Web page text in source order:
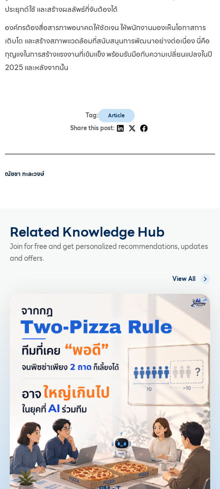
ประยุกต์ใช้ และสร้างผลลัพธ์ที่จับต้องได้
องค์กรต้องสื่อสารภาพอนาคตให้ชัดเจน ให้พนักงานมองเห็นโอกาสการ
เติบโต และสร้างสภาพแวดล้อมที่สนับสนุนการพัฒนาอย่างต่อเนื่อง นี่คือ
กุญแจในการสร้างแรงงานที่เข้มแข็ง พร้อมรับมือกับความเปลี่ยนแปลงในปี
2025 และหลังจากนั้น
Tag: Article
Share this post:
ณัชชา ทะละวงษ์
Related Knowledge Hub
Join for free and get personalized recommendations, updates
and offers.
View All